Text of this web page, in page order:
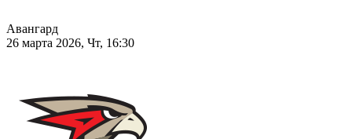
Авангард
26 марта 2026, Чт, 16:30